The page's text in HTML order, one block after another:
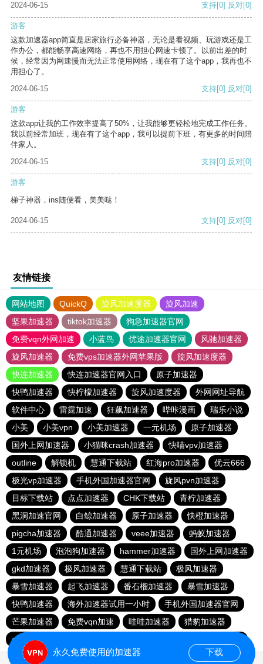
2024-06-15
支持[0] 反对[0]
游客
这款加速器app简直是居家旅行必备神器，无论是看视频、玩游戏还是工
作办公，都能畅享高速网络，再也不用担心网速卡顿了。以前出差的时
候，经常因为网速慢而无法正常使用网络，现在有了这个app，我再也不
用担心了。
2024-06-15
支持[0] 反对[0]
游客
这款app让我的工作效率提高了50%，让我能够更轻松地完成工作任务。
我以前经常加班，现在有了这个app，我可以提前下班，有更多的时间陪
伴家人。
2024-06-15
支持[0] 反对[0]
游客
梯子神器，ins随便看，美美哒！
2024-06-15 支持[0] 反对[0]
友情链接
网站地图 QuickQ 旋风加速度器
旋风加速
坚果加速器
tiktok加速器
狗急加速器官网
免费vqn外网加速
小蓝鸟 优途加速器官网
风驰加速器
旋风加速器
免费vps加速器外网苹果版
旋风加速度器
快连加速器
快连加速器官网入口
原子加速器
快鸭加速器
快柠檬加速器 旋风加速度器
外网网址导航
软件中心
雷霆加速 狂飙加速器 哔咔漫画
瑞乐小说
小美
小美vpn 小美加速器 一元机场
原子加速器
国外上网加速器
小猫咪crash加速器
快喵vpv加速器
outline
解锁机 慧通下载站 红海pro加速器
优云666
极光vp加速器
手机外国加速器官网
旋风pvn加速器
目标下载站
点点加速器 CHK下载站
青柠加速器
黑洞加速官网
白鲸加速器 原子加速器
快橙加速器
pigcha加速器
酷通加速器 veee加速器
蚂蚁加速器
1元机场
泡泡狗加速器 hammer加速器
国外上网加速器
gkd加速器
极风加速器 慧通下载站
极风加速器
暴雪加速器
起飞加速器 番石榴加速器
暴雪加速器
快鸭加速器
海外加速器试用一小时
手机外国加速器官网
芒果加速器
免费vqn加速 哇哇加速器
猎豹加速器
gkd加速器
永久免费使用的加速器 下载